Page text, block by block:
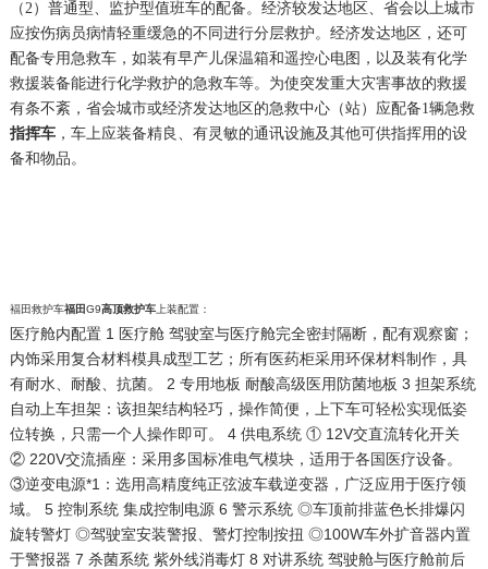
（2）普通型、监护型值班车的配备。经济较发达地区、省会以上城市
应按伤病员病情轻重缓急的不同进行分层救护。经济发达地区，还可
配备专用急救车，如装有早产儿保温箱和遥控心电图，以及装有化学
救援装备能进行化学救护的急救车等。为使突发重大灾害事故的救援
有条不紊，省会城市或经济发达地区的急救中心（站）应配备1辆急救
指挥车，车上应装备精良、有灵敏的通讯设施及其他可供指挥用的设
备和物品。
褔田救护车福田G9高顶救护车上装配置：
医疗舱内配置 1 医疗舱 驾驶室与医疗舱完全密封隔断，配有观察窗；
内饰采用复合材料模具成型工艺；所有医药柜采用环保材料制作，具
有耐水、耐酸、抗菌。 2 专用地板 耐酸高级医用防菌地板 3 担架系统
自动上车担架：该担架结构轻巧，操作简便，上下车可轻松实现低姿
位转换，只需一个人操作即可。 4 供电系统 ① 12V交直流转化开关
② 220V交流插座：采用多国标准电气模块，适用于各国医疗设备。
③逆变电源*1：选用高精度纯正弦波车载逆变器，广泛应用于医疗领
域。 5 控制系统 集成控制电源 6 警示系统 ◎车顶前排蓝色长排爆闪
旋转警灯 ◎驾驶室安装警报、警灯控制按扭 ◎100W车外扩音器内置
于警报器 7 杀菌系统 紫外线消毒灯 8 对讲系统 驾驶舱与医疗舱前后